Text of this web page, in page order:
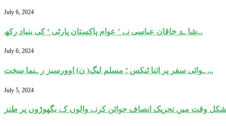
July 6, 2024
شاہد خاقان عباسی نے ’ عوام پاکستان پارٹی ‘ کی بنیاد رکھ...
July 6, 2024
ہوائی سفر پر اتنا ٹیکس ؛ مسلم لیگ( ن) اوورسیز رہنما سخت...
July 5, 2024
وقت میں تحریک انصاف جوائن کرنے والوں کے بگھوڑوں پر طنز